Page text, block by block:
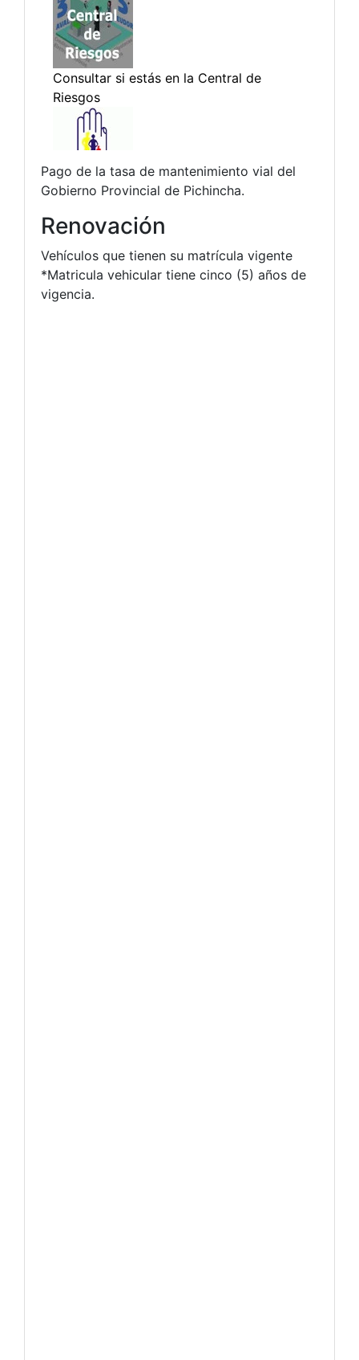
Pago de la tasa de mantenimiento vial del
Gobierno Provincial de Pichincha.
Renovación
Vehículos que tienen su matrícula vigente
*Matricula vehicular tiene cinco (5) años de
vigencia.